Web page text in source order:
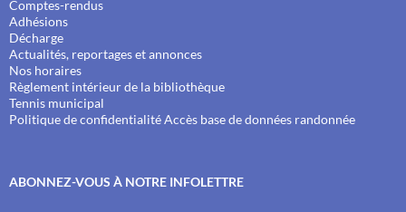
Comptes-rendus
Adhésions
Décharge
Actualités, reportages et annonces
Nos horaires
Règlement intérieur de la bibliothèque
Tennis municipal
Politique de confidentialitéAccès base de données randonnée
ABONNEZ-VOUS À NOTRE INFOLETTRE